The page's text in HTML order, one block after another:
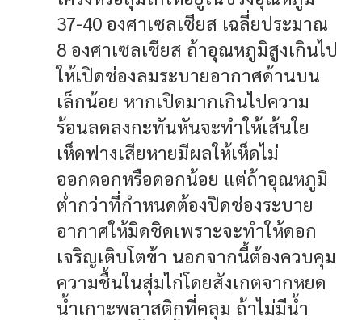
37-40 องศาเซลเซียส เฉลี่ยประมาณ
8 องศาเซลเชียส ถ้าอุณหภูมิสูงเกินไป
ให้เปิดช่องลมระบายอากาศด้านบน
เล็กน้อย หากเปิดมากเกินไปความ
ร้อนลดลงกะทันหันจะทำให้เส้นใย
เห็ดฟางเสียหายมีผลให้เห็ดไม่
ออกดอกหรือดอกน้อย แต่ถ้าอุณหภูมิ
ต่ำกว่าที่กำหนดต้องปิดช่องระบาย
อากาศให้มิดชิดเพราะจะทำให้ดอก
เจริญเติบโตข้า นอกจากนี้ต้องควบคุม
ความชื้นในสุ่มไก่โดยสังเกตจากหยด
น้ำเกาะพลาสติกที่คลุม ถ้าไม่มีน้ำ